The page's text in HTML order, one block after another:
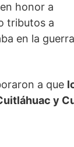
honor a
tributos a
en la
a que
y